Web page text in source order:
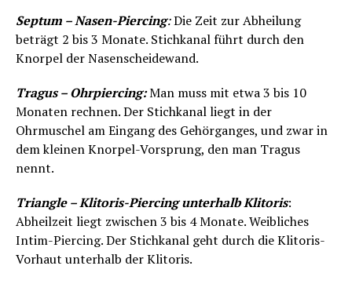
Septum – Nasen-Piercing:Die Zeit zur Abheilung
beträgt 2 bis 3 Monate. Stichkanal führt durch den
Knorpel der Nasenscheidewand.
Tragus – Ohrpiercing:Man muss mit etwa 3 bis 10
Monaten rechnen. Der Stichkanal liegt in der
Ohrmuschel am Eingang des Gehörganges, und zwar in
dem kleinen Knorpel-Vorsprung, den man Tragus
nennt.
Triangle – Klitoris-Piercing unterhalb Klitoris:
Abheilzeit liegt zwischen 3 bis 4 Monate. Weibliches
Intim-Piercing. Der Stichkanal geht durch die Klitoris-
Vorhaut unterhalb der Klitoris.